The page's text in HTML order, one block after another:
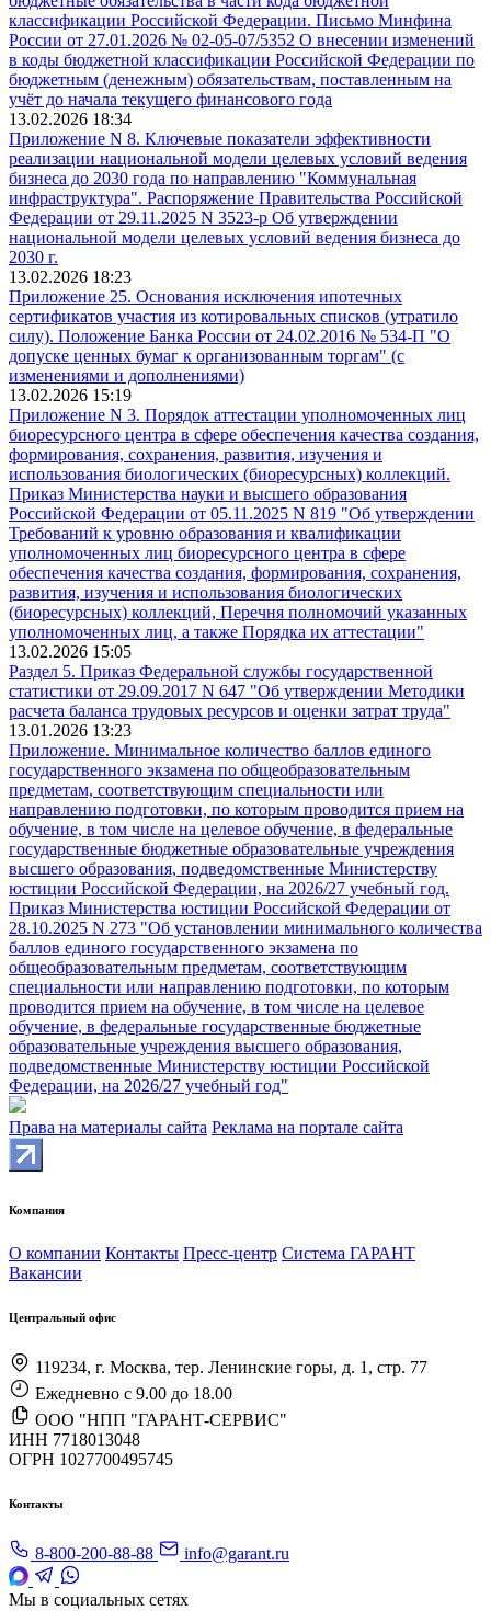
классификации Российской Федерации. Письмо Минфина
России от 27.01.2026 № 02-05-07/5352 О внесении изменений
в коды бюджетной классификации Российской Федерации по
бюджетным (денежным) обязательствам, поставленным на
учёт до начала текущего финансового года
13.02.2026 18:34
Приложение N 8. Ключевые показатели эффективности
реализации национальной модели целевых условий ведения
бизнеса до 2030 года по направлению "Коммунальная
инфраструктура". Распоряжение Правительства Российской
Федерации от 29.11.2025 N 3523-р Об утверждении
национальной модели целевых условий ведения бизнеса до
2030 г.
13.02.2026 18:23
Приложение 25. Основания исключения ипотечных
сертификатов участия из котировальных списков (утратило
силу). Положение Банка России от 24.02.2016 № 534-П "О
допуске ценных бумаг к организованным торгам" (с
изменениями и дополнениями)
13.02.2026 15:19
Приложение N 3. Порядок аттестации уполномоченных лиц
биоресурсного центра в сфере обеспечения качества создания,
формирования, сохранения, развития, изучения и
использования биологических (биоресурсных) коллекций.
Приказ Министерства науки и высшего образования
Российской Федерации от 05.11.2025 N 819 "Об утверждении
Требований к уровню образования и квалификации
уполномоченных лиц биоресурсного центра в сфере
обеспечения качества создания, формирования, сохранения,
развития, изучения и использования биологических
(биоресурсных) коллекций, Перечня полномочий указанных
уполномоченных лиц, а также Порядка их аттестации"
13.02.2026 15:05
Раздел 5. Приказ Федеральной службы государственной
статистики от 29.09.2017 N 647 "Об утверждении Методики
расчета баланса трудовых ресурсов и оценки затрат труда"
13.01.2026 13:23
Приложение. Минимальное количество баллов единого
государственного экзамена по общеобразовательным
предметам, соответствующим специальности или
направлению подготовки, по которым проводится прием на
обучение, в том числе на целевое обучение, в федеральные
государственные бюджетные образовательные учреждения
высшего образования, подведомственные Министерству
юстиции Российской Федерации, на 2026/27 учебный год.
Приказ Министерства юстиции Российской Федерации от
28.10.2025 N 273 "Об установлении минимального количества
баллов единого государственного экзамена по
общеобразовательным предметам, соответствующим
специальности или направлению подготовки, по которым
проводится прием на обучение, в том числе на целевое
обучение, в федеральные государственные бюджетные
образовательные учреждения высшего образования,
подведомственные Министерству юстиции Российской
Федерации, на 2026/27 учебный год"
Права на материалы сайта Реклама на портале сайта
Компания
О компании Контакты Пресс-центр Система ГАРАНТ
Вакансии
Центральный офис
119234, г. Москва, тер. Ленинские горы, д. 1, стр. 77
Ежедневно с 9.00 до 18.00
ООО "НПП "ГАРАНТ-СЕРВИС"
ИНН 7718013048
ОГРН 1027700495745
Контакты
8-800-200-88-88 info@garant.ru
Мы в социальных сетях